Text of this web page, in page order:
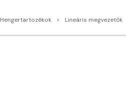
Hengertartozékok Lineáris megvezetők